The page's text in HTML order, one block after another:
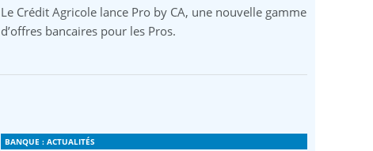
Le Crédit Agricole lance Pro by CA, une nouvelle gamme
d’offres bancaires pour les Pros.
BANQUE : ACTUALITÉS